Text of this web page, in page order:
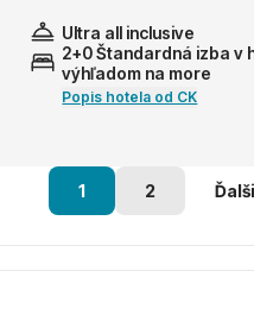
Ultra all inclusive
2+0 Štandardná izba v
výhľadom na more
Popis hotela od CK
1 2